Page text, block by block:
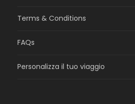
Terms & Conditions
FAQs
Personalizza il tuo viaggio